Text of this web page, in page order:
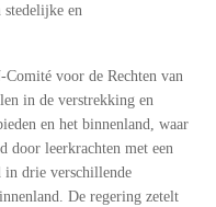
stedelijke en
voor de Rechten van
in de verstrekking en
en het binnenland, waar
door leerkrachten met een
in drie verschillende
De regering zetelt